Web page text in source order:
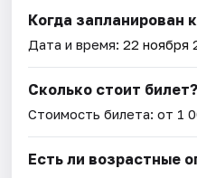
Когда запланирован
Дата и время:22 ноября
Сколько стоит билет?
Стоимость билета: от 1
Есть ли возрастные